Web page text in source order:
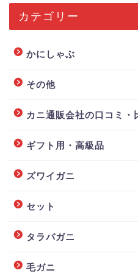
カテゴリー
かにしゃぶ
その他
カニ通販会社の口コミ・
ギフト用・高級品
ズワイガニ
セット
タラバガニ
毛ガニ